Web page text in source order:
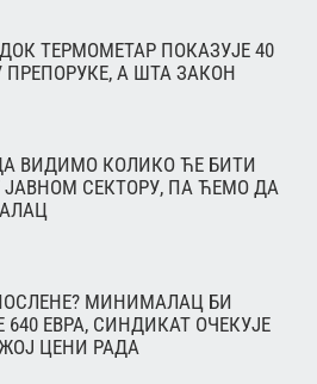
ТЕРМОМЕТАР ПОКАЗУЈЕ 40
А ШТА ЗАКОН
ВИДИМО КОЛИКО ЋЕ БИТИ
ЈАВНОМ СЕКТОРУ, ПА ЋЕМО ДА
МИНИМАЛАЦ БИ
ЕВРА, СИНДИКАТ ОЧЕКУЈЕ
ЦЕНИ РАДА